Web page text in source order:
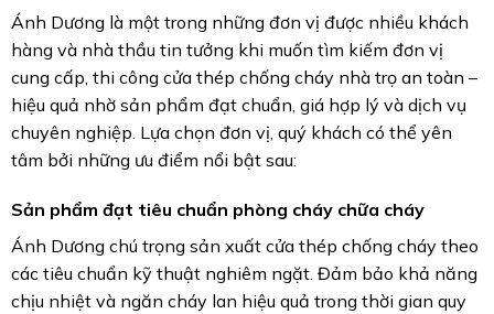
Ánh Dương là một trong những đơn vị được nhiều khách
hàng và nhà thầu tin tưởng khi muốn tìm kiếm đơn vị
cung cấp, thi công cửa thép chống cháy nhà trọ an toàn –
hiệu quả nhờ sản phẩm đạt chuẩn, giá hợp lý và dịch vụ
chuyên nghiệp. Lựa chọn đơn vị, quý khách có thể yên
tâm bởi những ưu điểm nổi bật sau:
Sản phẩm đạt tiêu chuẩn phòng cháy chữa cháy
Ánh Dương chú trọng sản xuất cửa thép chống cháy theo
các tiêu chuẩn kỹ thuật nghiêm ngặt. Đảm bảo khả năng
chịu nhiệt và ngăn cháy lan hiệu quả trong thời gian quy